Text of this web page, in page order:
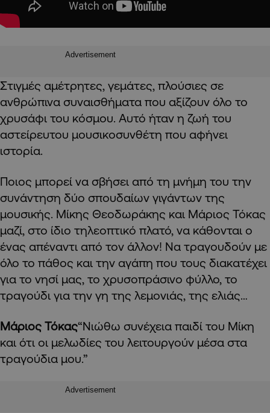
Advertisement
Στιγμές αμέτρητες, γεμάτες, πλούσιες σε
ανθρώπινα συναισθήματα που αξίζουν όλο το
χρυσάφι του κόσμου. Αυτό ήταν η ζωή του
αστείρευτου μουσικοσυνθέτη που αφήνει
ιστορία.
Ποιος μπορεί να σβήσει από τη μνήμη του την
συνάντηση δύο σπουδαίων γιγάντων της
μουσικής. Μίκης Θεοδωράκης και Μάριος Τόκας
μαζί, στο ίδιο τηλεοπτικό πλατό, να κάθονται ο
ένας απέναντι από τον άλλον! Να τραγουδούν με
όλο το πάθος και την αγάπη που τους διακατέχει
για το νησί μας, το χρυσοπράσινο φύλλο, το
τραγούδι για την γη της λεμονιάς, της ελιάς…
Μάριος Τόκας“Νιώθω συνέχεια παιδί του Μίκη
και ότι οι μελωδίες του λειτουργούν μέσα στα
τραγούδια μου.”
Advertisement